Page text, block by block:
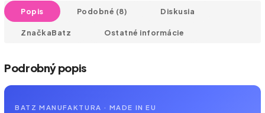
Popis Podobné (8) Diskusia
ZnačkaBatz Ostatné informácie
Podrobný popis
BATZ MANUFAKTURA · MADE IN EU